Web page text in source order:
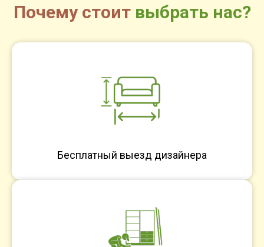
Почему стоит выбрать нас?
Бесплатный выезд дизайнера